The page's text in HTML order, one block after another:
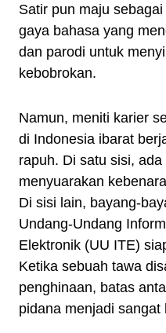
Satir pun maju
gaya bahasa yang
dan parodi untuk
kebobrokan.
Namun, meniti karier
di Indonesia ibarat
rapuh. Di satu sisi,
menyuarakan
Di sisi lain, bayang-
Undang-Undang
Elektronik (UU ITE)
Ketika sebuah tawa
penghinaan, batas
pidana menjadi sangat